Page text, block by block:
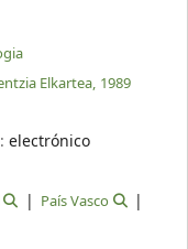
Elkartea, 1989
electrónico
País Vasco